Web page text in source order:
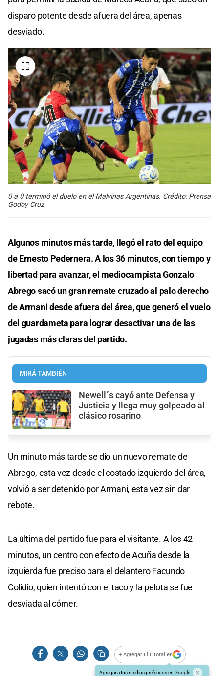
disparo potente desde afuera del área, apenas
desviado.
0 a 0 terminó el duelo en el Malvinas Argentinas. Crédito: Prensa
Godoy Cruz
Algunos minutos más tarde, llegó el rato del equipo
de Ernesto Pedernera. A los 36 minutos, con tiempo y
libertad para avanzar, el mediocampista Gonzalo
Abrego sacó un gran remate cruzado al palo derecho
de Armani desde afuera del área, que generó el vuelo
del guardameta para lograr desactivar una de las
jugadas más claras del partido.
MIRÁ TAMBIÉN
Newell´s cayó ante Defensa y
Justicia y llega muy golpeado al
clásico rosarino
Un minuto más tarde se dio un nuevo remate de
Abrego, esta vez desde el costado izquierdo del área,
volvió a ser detenido por Armani, esta vez sin dar
rebote.
La última del partido fue para el visitante. A los 42
minutos, un centro con efecto de Acuña desde la
izquierda fue preciso para el delantero Facundo
Colidio, quien intentó con el taco y la pelota se fue
desviada al córner.
+ Agregar El Litoral en
Agregar a tus medios preferidos en Google